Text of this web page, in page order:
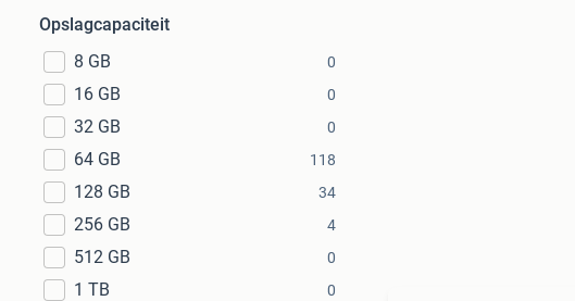
Opslagcapaciteit
8 GB
0
16 GB 0
32 GB 0
64 GB 118
128 GB 34
256 GB 4
512 GB 0
1 TB 0